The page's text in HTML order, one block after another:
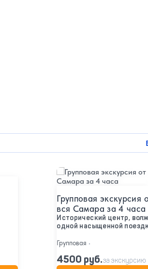
Групповая экскурсия
вся Самара за 4 часа
Исторический центр,
одной насыщенной
Групповая •
4500 руб.за экскурсию
Подробнее